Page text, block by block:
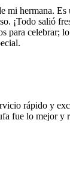
mi hermana.
¡Todo salió
celebrar;
rápido y
fue lo mejor